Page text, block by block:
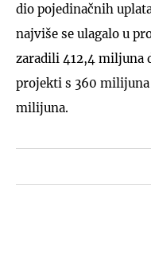
dio pojedinačnih
najviše se ulagalo u
zaradili 412,4 miljuna
projekti s 360 milijuna
milijuna.